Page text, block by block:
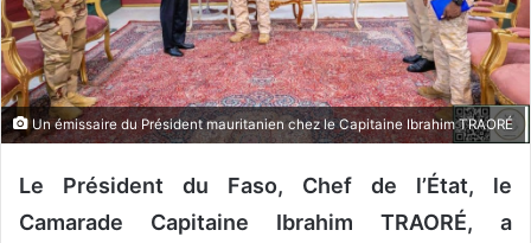
r
r
i
e
l
Un émissaire du Président mauritanien chez le Capitaine Ibrahim TRAORÉ
Le Président du Faso, Chef de l’État, le
Camarade Capitaine Ibrahim TRAORÉ, a